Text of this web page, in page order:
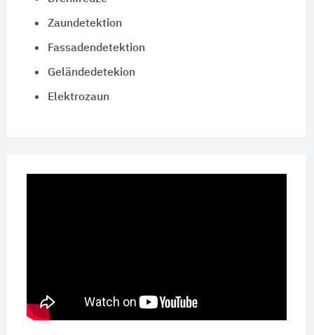
Zaundetektion
Fassadendetektion
Geländedetekion
Elektrozaun